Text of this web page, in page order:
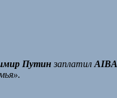
Путин заплатил AIBA